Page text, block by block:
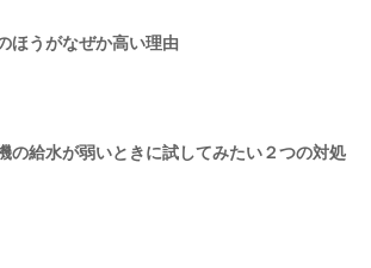
ほうがなぜか高い理由
の給水が弱いときに試してみたい２つの対処